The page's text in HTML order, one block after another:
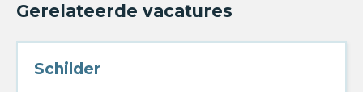
Gerelateerde vacatures
Schilder